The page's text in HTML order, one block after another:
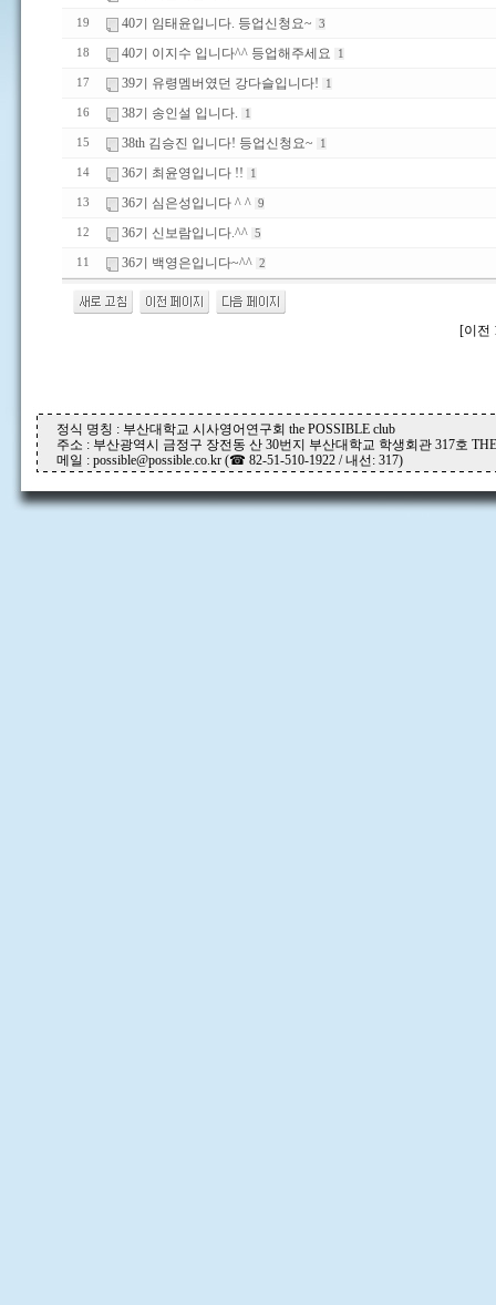
19 40기 임태윤입니다. 등업신청요~ 3
18 40기 이지수 입니다^^ 등업해주세요 1
17 39기 유령멤버였던 강다슬입니다! 1
16 38기 송인설 입니다. 1
15 38th 김승진 입니다! 등업신청요~ 1
14 36기 최윤영입니다 !! 1
13 36기 심은성입니다 ^ ^ 9
12 36기 신보람입니다.^^ 5
11 36기 백영은입니다~^^ 2
[이전
정식 명칭 : 부산대학교 시사영어연구회 the POSSIBLE club
주소 : 부산광역시 금정구 장전동 산 30번지 부산대학교 학생회관 317호
메일 : possible@possible.co.kr (☎ 82-51-510-1922 / 내선: 317)